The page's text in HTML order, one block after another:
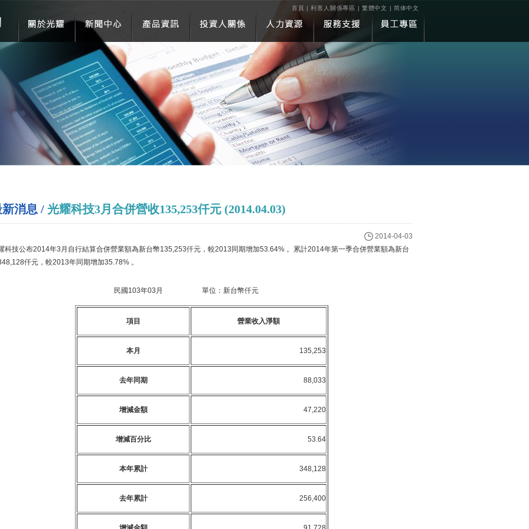
首頁 |利害人關係專區 | 繁體中文 | 简体中文
新消息 / 光耀科技3月合併營收135,253仟元 (2014.04.03)
2014-04-03
科技公布2014年3月自行結算合併營業額為新台幣135,253仟元，較2013同期增加53.64% 。累計2014年第一季合併營業額為新台
仟元，較2013年同期增加35.78% 。
民國103年03月 單位：新台幣仟元
項目 營業收入淨額
本月 135,253
去年同期 88,033
增減金額 47,220
增減百分比 53.64
本年累計 348,128
去年累計 256,400